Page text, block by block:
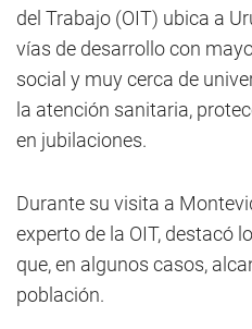
del Trabajo (OIT) ubica a
vías de desarrollo con
social y muy cerca de
la atención sanitaria,
en jubilaciones.
Durante su visita a
experto de la OIT, destacó
que, en algunos casos,
población.